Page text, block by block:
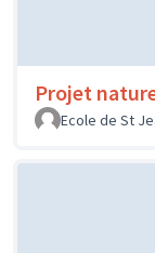
Projet
Ecole de St